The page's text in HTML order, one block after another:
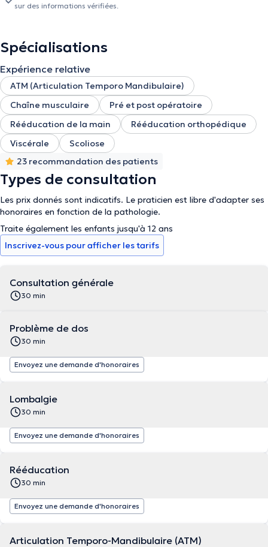
sur des informations vérifiées.
Spécialisations
Expérience relative
ATM (Articulation Temporo Mandibulaire)
Chaîne musculaire
Pré et post opératoire
Rééducation de la main
Rééducation orthopédique
Viscérale
Scoliose
23 recommandation des patients
Types de consultation
Les prix donnés sont indicatifs. Le praticien est libre d'adapter ses
honoraires en fonction de la pathologie.
Traite également les enfants jusqu'à 12 ans
Inscrivez-vous pour afficher les tarifs
Consultation générale
30 min
Problème de dos
30 min
Envoyez une demande d'honoraires
Lombalgie
30 min
Envoyez une demande d'honoraires
Rééducation
30 min
Envoyez une demande d'honoraires
Articulation Temporo-Mandibulaire (ATM)